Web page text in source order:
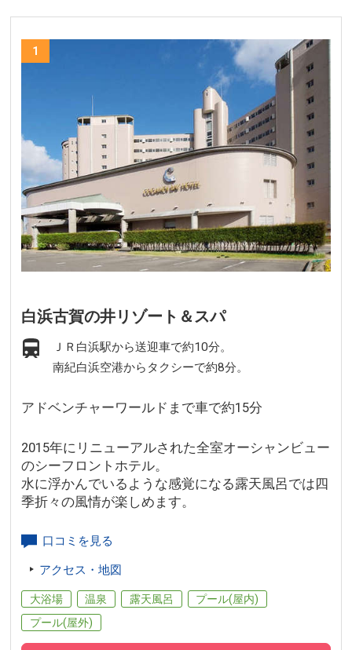
1
白浜古賀の井リゾート＆スパ
ＪＲ白浜駅から送迎車で約10分。
南紀白浜空港からタクシーで約8分。
アドベンチャーワールドまで車で約15分
2015年にリニューアルされた全室オーシャンビュー
のシーフロントホテル。
水に浮かんでいるような感覚になる露天風呂では四
季折々の風情が楽しめます。
口コミを見る
アクセス・地図
大浴場 温泉 露天風呂
プール(屋内)
プール(屋外)